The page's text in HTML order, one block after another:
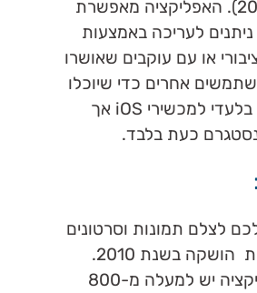
Windows 10 Mobile (ב-2015) ו-watchOS (ב-2016). האפליקציה מאפשרת
לעריכה באמצעות
או עם עוקבים שאושרו
אחרים כדי שיוכלו
לראות אילו תמונות מתפרסמות. השירות היה במקור בלעדי למכשירי iOS אך
כעת בלבד.
לצלם תמונות וסרטונים
ואז לשתף אותם במהירות באינסטגרם. אפליקציה זאת הושקה בשנת 2010.
מטה החברה נמצא בסן פרנסיסקו, קליפורניה. לאפליקציה יש למעלה מ-800